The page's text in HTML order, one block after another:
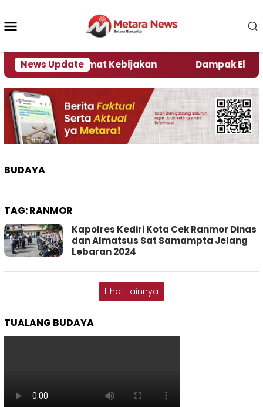
konten
News Update
Kata Pengamat Kebijakan Dampak El Nino,
BUDAYA
TAG:RANMOR
Kapolres Kediri Kota Cek Ranmor Dinas
dan Almatsus Sat Samampta Jelang
Lebaran 2024
Lihat Lainnya
TUALANG BUDAYA